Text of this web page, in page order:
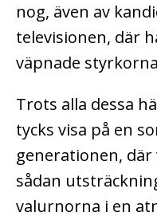
nog, även av
televisionen, där
väpnade
Trots alla dessa
tycks visa på en
generationen,
sådan
valurnorna i en